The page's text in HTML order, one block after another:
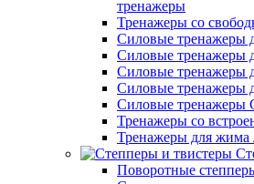
тренажеры
Тренажеры со
Силовые тренажеры
Силовые тренажеры
Силовые тренажеры
Силовые тренажеры
Силовые тренажеры
Тренажеры со
Тренажеры для жима
Поворотные